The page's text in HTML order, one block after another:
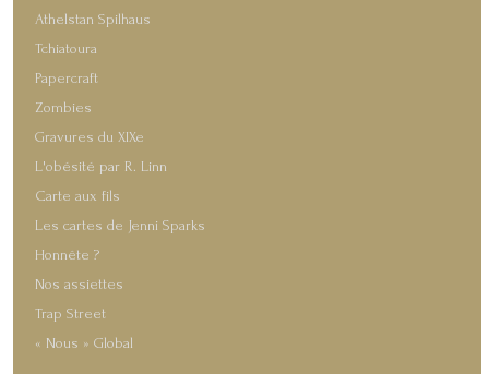
Athelstan Spilhaus
Tchiatoura
Papercraft
Zombies
Gravures du XIXe
L'obésité par R. Linn
Carte aux fils
Les cartes de Jenni Sparks
Honnête ?
Nos assiettes
Trap Street
« Nous » Global